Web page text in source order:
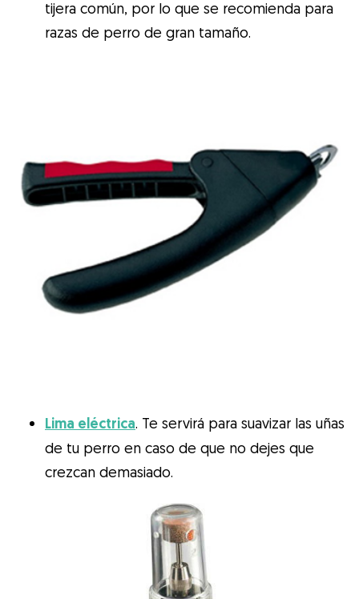
tijera común, por lo que se recomienda para
razas de perro de gran tamaño.
Lima eléctrica. Te servirá para suavizar las uñas
de tu perro en caso de que no dejes que
crezcan demasiado.